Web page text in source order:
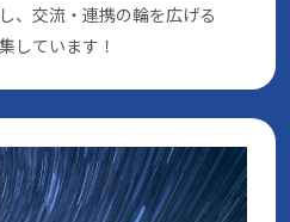
、交流・連携の輪を広げる
しています！